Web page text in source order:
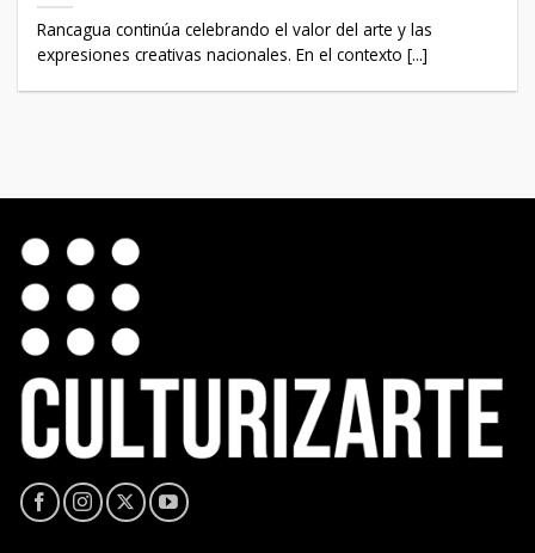
Rancagua continúa celebrando el valor del arte y las
expresiones creativas nacionales. En el contexto [...]